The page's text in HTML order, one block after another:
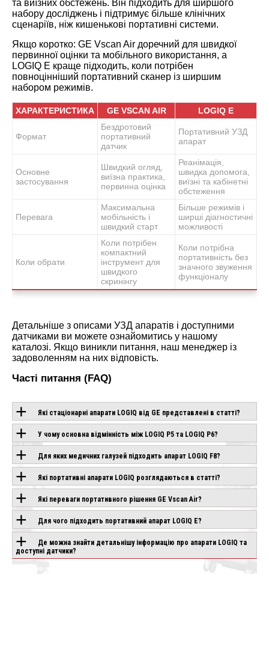
та виїзних обстежень. Він підходить для ширшого
набору досліджень і підтримує більше клінічних
сценаріїв, ніж кишенькові портативні системи.
Якщо коротко: GE Vscan Air доречний для швидкої
первинної оцінки та мобільного використання, а
LOGIQ E краще підходить, коли потрібен
повноцінніший портативний сканер із ширшим
набором режимів.
ХАРАКТЕРИСТИКА GE VSCAN AIR LOGIQ E
Формат
Бездротовий
портативний
датчик
Портативний УЗД
апарат
Основне
застосування
Швидкий огляд,
виїзна практика,
первинна оцінка
Реанімація,
швидка допомога,
виїзні та кабінетні
обстеження
Перевага
Максимальна
мобільність і
швидкий старт
Більше режимів і
ширші діагностичні
можливості
Коли обрати
Коли потрібен
компактний
інструмент для
швидкого
скринінгу
Коли потрібна
портативність без
значного звуження
функціоналу
Детальніше з описами УЗД апаратів і доступними
датчиками ви можете ознайомитись у нашому
каталозі. Якщо виникли питання, наш менеджер із
задоволенням на них відповість.
Часті питання (FAQ)
Які стаціонарні апарати LOGIQ від GE представлені в статті?
У чому основна відмінність між LOGIQ P5 та LOGIQ P6?
Для яких медичних галузей підходить апарат LOGIQ F8?
Які портативні апарати LOGIQ розглядаються в статті?
Які переваги портативного рішення GE Vscan Air?
Для чого підходить портативний апарат LOGIQ E?
Де можна знайти детальнішу інформацію про апарати LOGIQ та
доступні датчики?
ОБЛАДНАННЯ З
ЦІЄЮ
ТЕХНОЛОГІЄЮ
CHISON SONOGO
GE VOLUSON
PERFORMANCE 18